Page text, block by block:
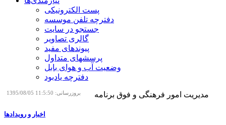
پست الکترونیکی
دفترچه تلفن موسسه
جستجو در سایت
گالری تصاویر
پیوندهای مفید
پرسشهای متداول
وضعیت آب و هوای بابل
دفترچه یادبود
بروزرسانی: 11:5:50 1395/08/05 مدیریت امور فرهنگی و فوق برنامه
اخبار و رویدادها